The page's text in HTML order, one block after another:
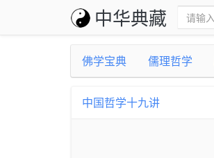
中华典藏
佛学宝典 儒理哲学
中国哲学十九讲